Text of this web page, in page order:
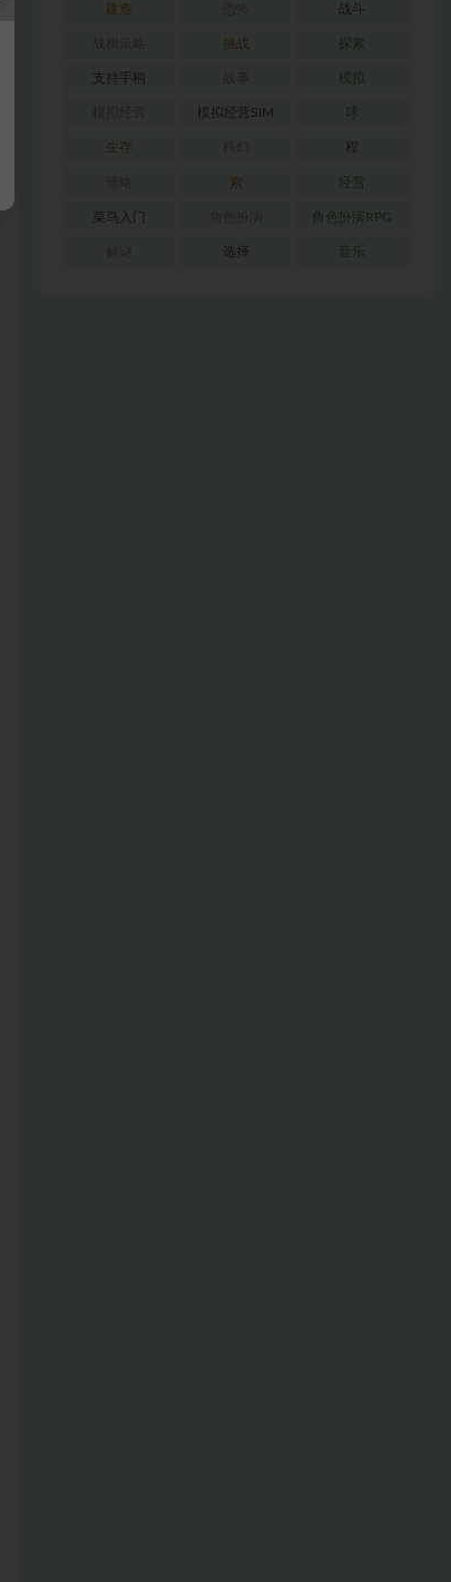
建造 战斗
挑战 探索
支持手柄 模拟
模拟经营SIM 球
生存 程
索 经营
菜鸟入门 角色扮演RPG
选择 音乐